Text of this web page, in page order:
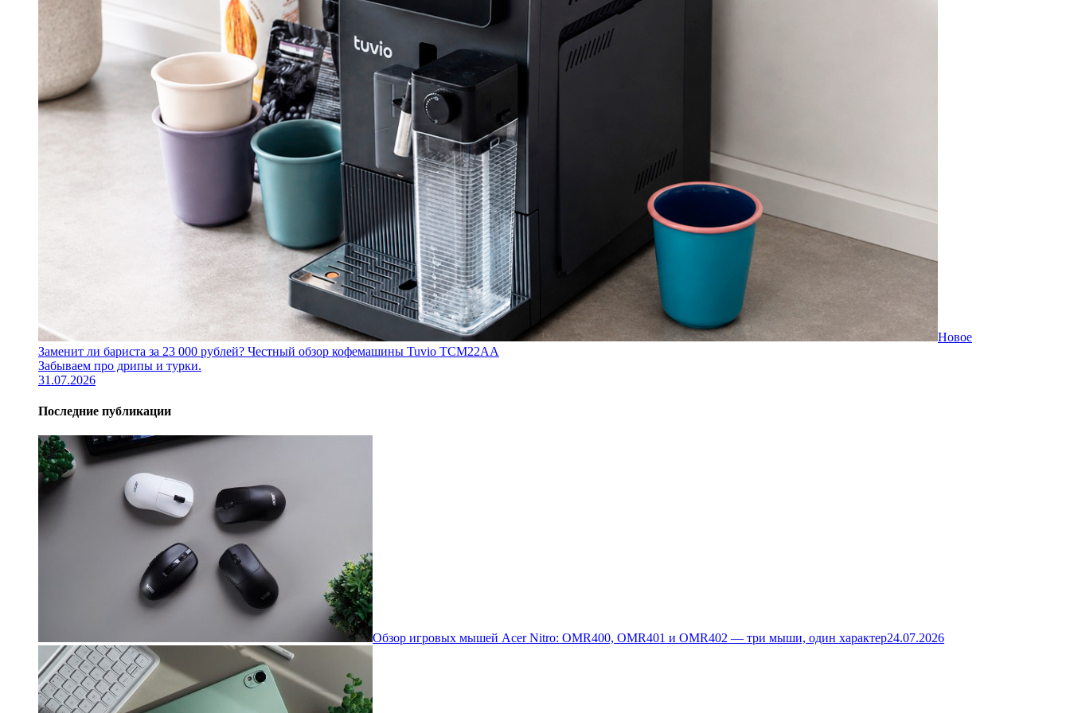
Новое
Заменит ли бариста за 23 000 рублей? Честный обзор кофемашины Tuvio TCM22AA
Забываем про дрипы и турки.
31.07.2026
Последние публикации
Обзор игровых мышей Acer Nitro: OMR400, OMR401 и OMR402 — три мыши, один характер24.07.2026